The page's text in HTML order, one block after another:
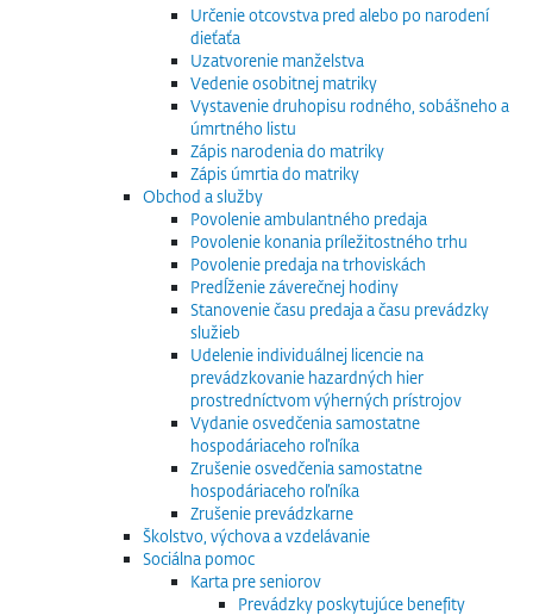
Určenie otcovstva pred alebo po narodení
dieťaťa
Uzatvorenie manželstva
Vedenie osobitnej matriky
Vystavenie druhopisu rodného, sobášneho a
úmrtného listu
Zápis narodenia do matriky
Zápis úmrtia do matriky
Obchod a služby
Povolenie ambulantného predaja
Povolenie konania príležitostného trhu
Povolenie predaja na trhoviskách
Predĺženie záverečnej hodiny
Stanovenie času predaja a času prevádzky
služieb
Udelenie individuálnej licencie na
prevádzkovanie hazardných hier
prostredníctvom výherných prístrojov
Vydanie osvedčenia samostatne
hospodáriaceho roľníka
Zrušenie osvedčenia samostatne
hospodáriaceho roľníka
Zrušenie prevádzkarne
Školstvo, výchova a vzdelávanie
Sociálna pomoc
Karta pre seniorov
Prevádzky poskytujúce benefity